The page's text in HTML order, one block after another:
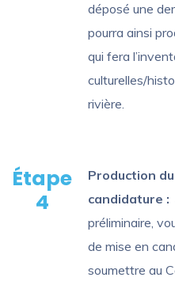
déposé une
pourra ainsi
qui fera
culturelles/
rivière.
Étape
4
Production
candidature :
préliminaire,
de mise en
soumettre au